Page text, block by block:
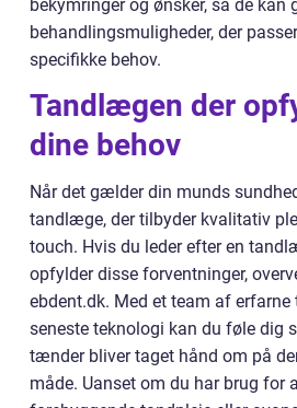
bekymringer og ønsker, så de kan
behandlingsmuligheder, der
specifikke behov.
Tandlægen der
dine behov
Når det gælder din munds
tandlæge, der tilbyder kvalitativ
touch. Hvis du leder efter en
opfylder disse forventninger,
ebdent.dk. Med et team af
seneste teknologi kan du føle dig
tænder bliver taget hånd om på
måde. Uanset om du har brug for